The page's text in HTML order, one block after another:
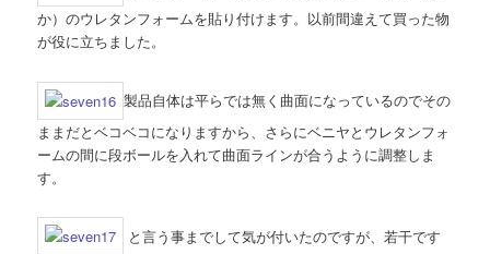
か）のウレタンフォームを貼り付けます。以前間違えて買った物
が役に立ちました。
製品自体は平らでは無く曲面になっているのでその
ままだとベコベコになりますから、さらにベニヤとウレタンフォ
ームの間に段ボールを入れて曲面ラインが合うように調整しま
す。
と言う事までして気が付いたのですが、若干です